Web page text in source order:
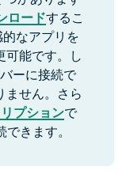
ロードするこ
なアプリを
可能です。し
ーに接続で
ません。さら
プションで
きます。